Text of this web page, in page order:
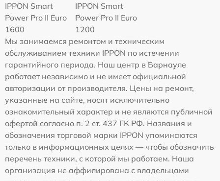
IPPON Smart
Power Pro II Euro
1600
IPPON Smart
Power Pro II Euro
1200
Мы занимаемся ремонтом и техническим
обслуживанием техники IPPON по истечении
гарантийного периода. Наш центр в Барнауле
работает независимо и не имеет официальной
авторизации от производителя. Цены на ремонт,
указанные на сайте, носят исключительно
ознакомительный характер и не являются публичной
офертой согласно п. 2 ст. 437 ГК РФ. Названия и
обозначения торговой марки IPPON упоминаются
только в информационных целях — чтобы обозначить
перечень техники, с которой мы работаем. Наша
организация не аффилирована с владельцами